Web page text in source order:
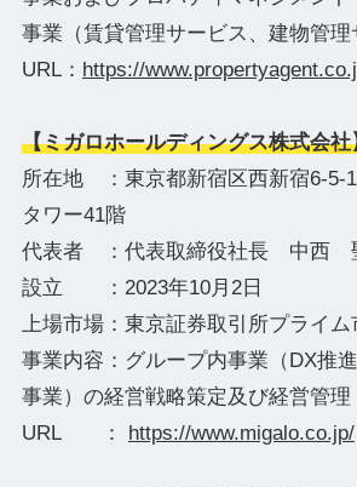
事業（賃貸管理サービス、建物管理
URL： https://
【ミガロホールディングス株式会社
所在地 ：東京都新宿区西新宿6-5-
タワー41階
代表者 ：代表取締役社長 中西
設立 ：2023年10月2日
上場市場：東京証券取引所プライム
事業内容：グループ内事業（DX推
事業）の経営戦略策定及び経営管理
URL ：
https://www.migalo.co.jp/